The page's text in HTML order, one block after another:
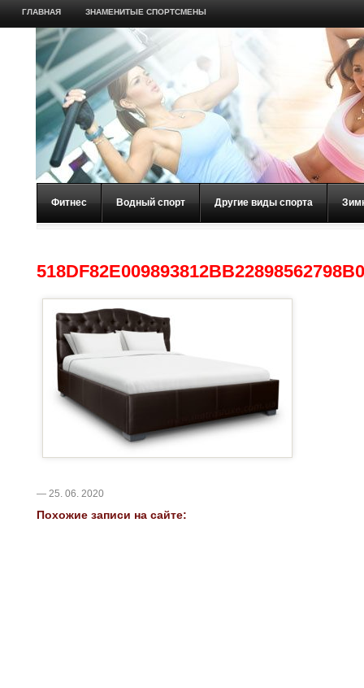
ГЛАВНАЯ ЗНАМЕНИТЫЕ СПОРТСМЕНЫ
Фитнес Водный спорт Другие виды спорта
518DF82E009893812BB22898562798B0
— 25. 06. 2020
Похожие записи на сайте: